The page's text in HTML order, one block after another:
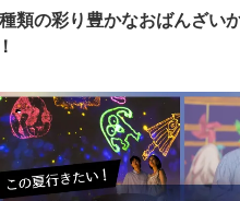
類の彩り豊かなおばんざい